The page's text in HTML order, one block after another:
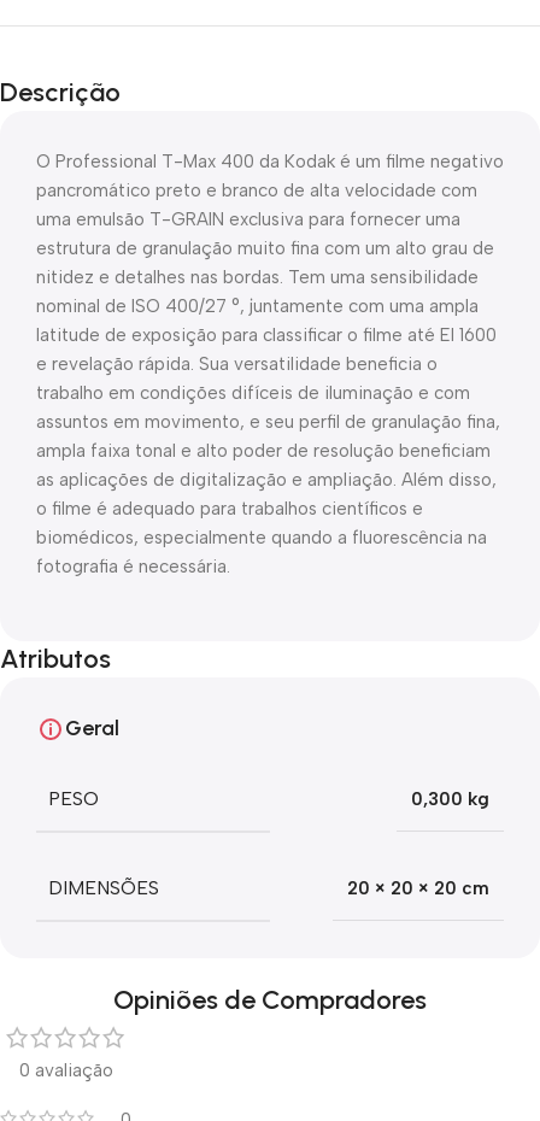
Descrição
O Professional T-Max 400 da Kodak é um filme negativo
pancromático preto e branco de alta velocidade com
uma emulsão T-GRAIN exclusiva para fornecer uma
estrutura de granulação muito fina com um alto grau de
nitidez e detalhes nas bordas. Tem uma sensibilidade
nominal de ISO 400/27 °, juntamente com uma ampla
latitude de exposição para classificar o filme até EI 1600
e revelação rápida. Sua versatilidade beneficia o
trabalho em condições difíceis de iluminação e com
assuntos em movimento, e seu perfil de granulação fina,
ampla faixa tonal e alto poder de resolução beneficiam
as aplicações de digitalização e ampliação. Além disso,
o filme é adequado para trabalhos científicos e
biomédicos, especialmente quando a fluorescência na
fotografia é necessária.
Atributos
Geral
PESO 0,300 kg
DIMENSÕES 20 × 20 × 20 cm
Opiniões de Compradores
0 avaliação